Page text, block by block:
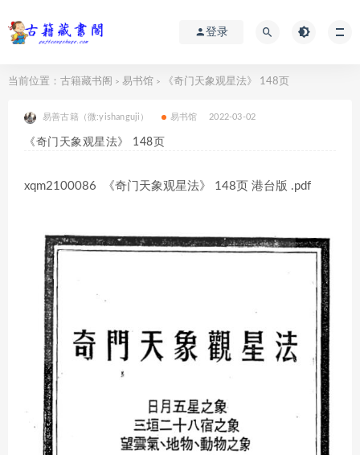
登录
当前位置： 古籍藏书阁 > 易书馆 > 《奇门天象观星法》 148页
易善古籍（微:yishanguji） 易书馆 2022-03-02
《奇门天象观星法》 148页
xqm2100086 《奇门天象观星法》 148页 港台版 .pdf